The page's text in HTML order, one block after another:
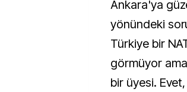
Ankara'ya
yönündeki
Türkiye bir
görmüyor
bir üyesi.